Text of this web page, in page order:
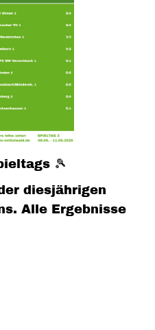
🎾
diesjährigen
Alle Ergebnisse